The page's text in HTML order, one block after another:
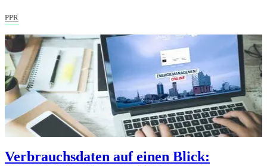
PPR
Verbrauchsdaten auf einen Blick: